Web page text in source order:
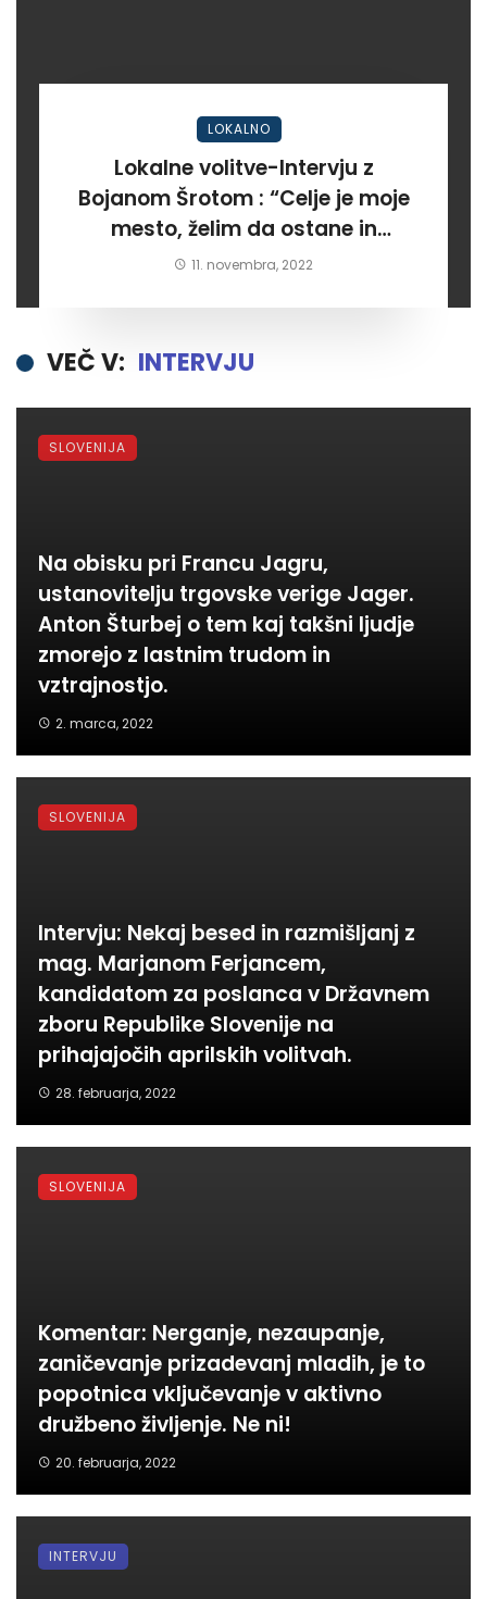
LOKALNO
Lokalne volitve-Intervju z
Bojanom Šrotom : “Celje je moje
mesto, želim da ostane in
postane kraj kjer bodo ljudje
11. novembra, 2022
VEČ V: INTERVJU
Na obisku pri Francu Jagru,
ustanovitelju trgovske verige Jager.
Anton Šturbej o tem kaj takšni ljudje
zmorejo z lastnim trudom in
vztrajnostjo.
2. marca, 2022
SLOVENIJA
Intervju: Nekaj besed in razmišljanj z
mag. Marjanom Ferjancem,
kandidatom za poslanca v Državnem
zboru Republike Slovenije na
prihajajočih aprilskih volitvah.
28. februarja, 2022
SLOVENIJA
Komentar: Nerganje, nezaupanje,
zaničevanje prizadevanj mladih, je to
popotnica vključevanje v aktivno
družbeno življenje. Ne ni!
20. februarja, 2022
SLOVENIJA
INTERVJU